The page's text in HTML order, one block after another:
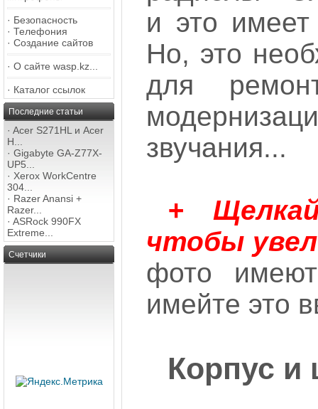
· Безопасность
· Телефония
· Создание сайтов
· О сайте wasp.kz...
· Каталог ссылок
Последние статьи
· Acer S271HL и Acer
H...
· Gigabyte GA-Z77X-
UP5...
· Xerox WorkCentre
304...
· Razer Anansi +
Razer...
· ASRock 990FX
Extreme...
Счетчики
и это
Но, это
для
звучания...
+
чтобы
фото
имейте это
Корпус и